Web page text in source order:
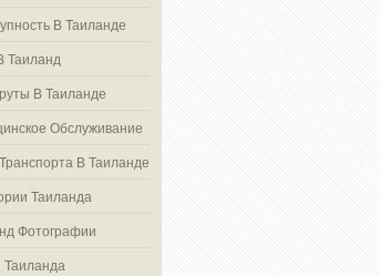
В Таиланде
Таиланд
В Таиланде
Обслуживание
В Таиланде
Таиланда
Фотографии
Таиланда